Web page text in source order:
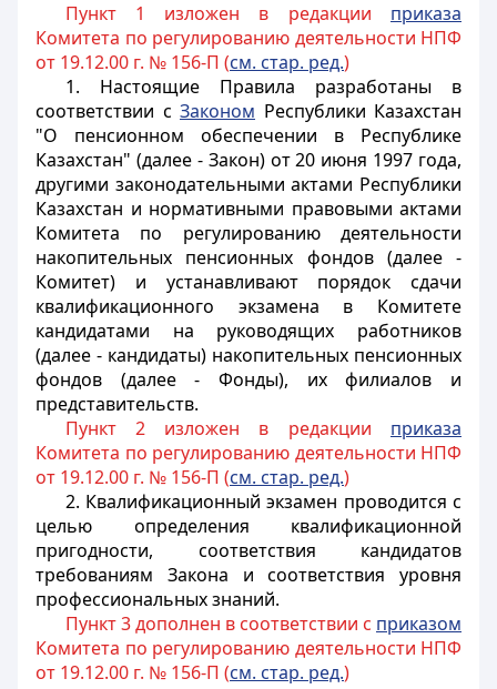
Пункт 1 изложен в редакции приказа
Комитета по регулированию деятельности НПФ
от 19.12.00 г. № 156-П (см. стар. ред.)
1. Настоящие Правила разработаны в
соответствии с Законом Республики Казахстан
"О пенсионном обеспечении в Республике
Казахстан" (далее - Закон) от 20 июня 1997 года,
другими законодательными актами Республики
Казахстан и нормативными правовыми актами
Комитета по регулированию деятельности
накопительных пенсионных фондов (далее -
Комитет) и устанавливают порядок сдачи
квалификационного экзамена в Комитете
кандидатами на руководящих работников
(далее - кандидаты) накопительных пенсионных
фондов (далее - Фонды), их филиалов и
представительств.
Пункт 2 изложен в редакции приказа
Комитета по регулированию деятельности НПФ
от 19.12.00 г. № 156-П (см. стар. ред.)
2. Квалификационный экзамен проводится с
целью определения квалификационной
пригодности, соответствия кандидатов
требованиям Закона и соответствия уровня
профессиональных знаний.
Пункт 3 дополнен в соответствии с приказом
Комитета по регулированию деятельности НПФ
от 19.12.00 г. № 156-П (см. стар. ред.)